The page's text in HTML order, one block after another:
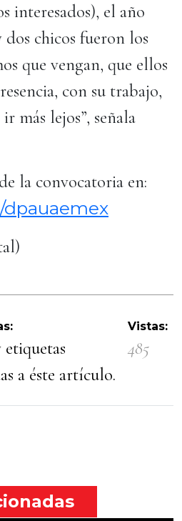
interesados), el año
dos chicos fueron los
que vengan, que ellos
con su trabajo,
más lejos”, señala
la convocatoria en:
a éste artículo.
Vistas:
485